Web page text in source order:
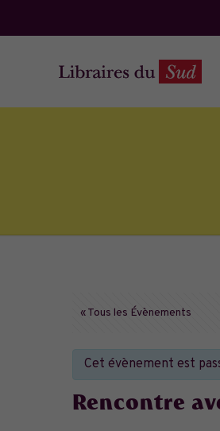
« Tous les Évènements
Cet évènement est
Rencontre